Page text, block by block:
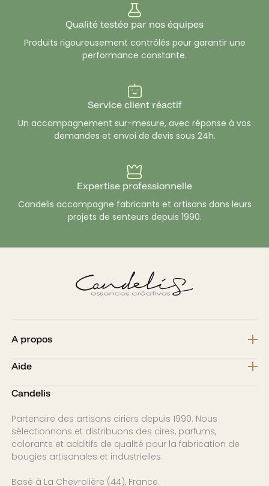
Qualité testée par nos équipes
Produits rigoureusement contrôlés pour garantir une
performance constante.
Service client réactif
Un accompagnement sur-mesure, avec réponse à vos
demandes et envoi de devis sous 24h.
Expertise professionnelle
Candelis accompagne fabricants et artisans dans leurs
projets de senteurs depuis 1990.
A propos
Aide
Candelis
Partenaire des artisans ciriers depuis 1990. Nous
sélectionnons et distribuons des cires, parfums,
colorants et additifs de qualité pour la fabrication de
bougies artisanales et industrielles.
Basé à La Chevrolière (44), France.